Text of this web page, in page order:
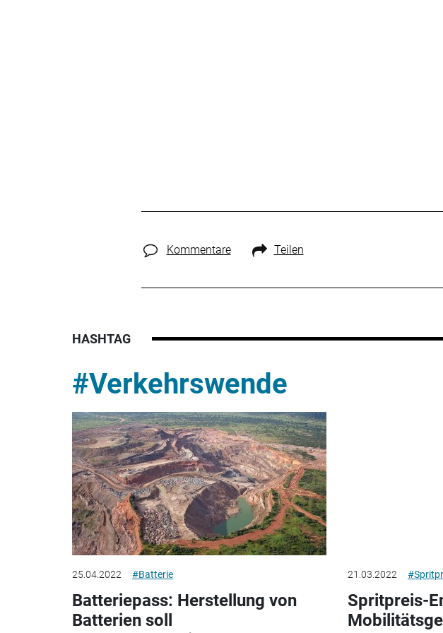
Kommentare Teilen
HASHTAG
#Verkehrswende
25.04.2022 #Batterie
Batteriepass: Herstellung von
Batterien soll
21.03.2022
Spritpreis-